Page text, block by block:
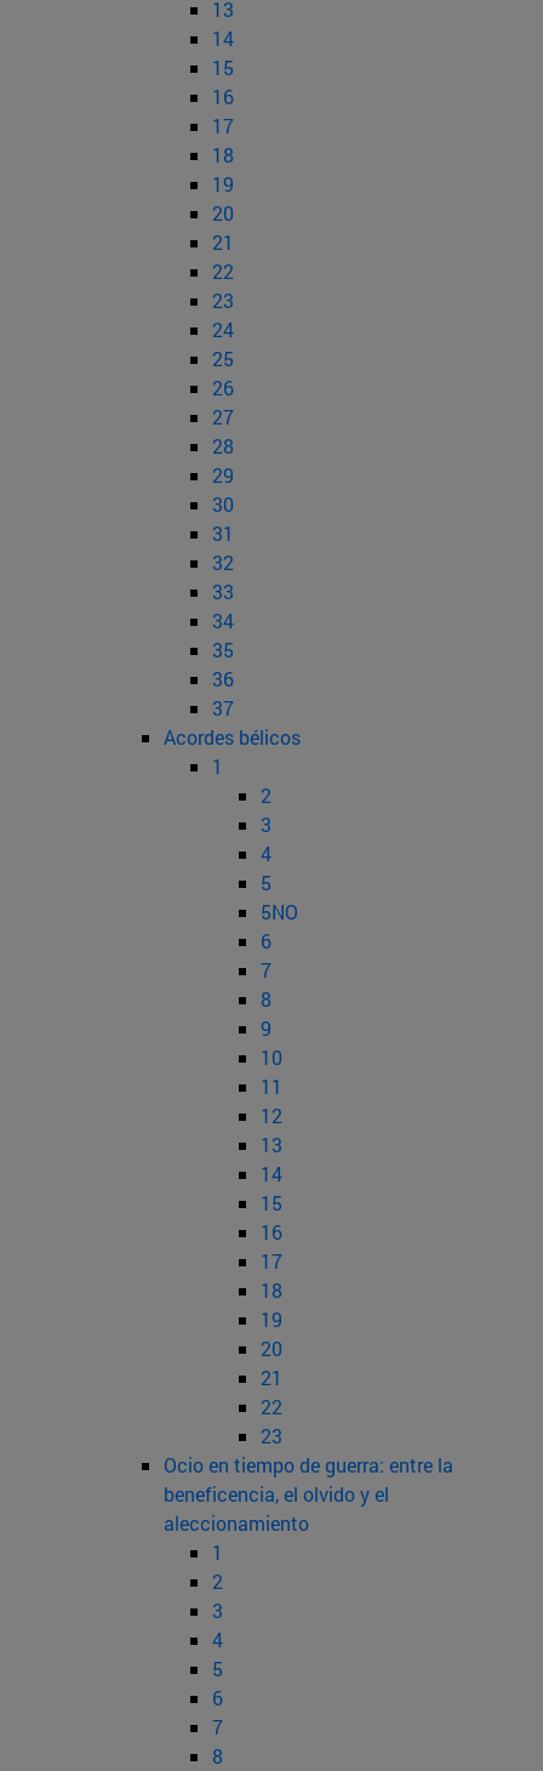
13
14
15
16
17
18
19
20
21
22
23
24
25
26
27
28
29
30
31
32
33
34
35
36
37
Acordes bélicos
1
2
3
4
5
5NO
6
7
8
9
10
11
12
13
14
15
16
17
18
19
20
21
22
23
Ocio en tiempo de guerra: entre la
beneficencia, el olvido y el
aleccionamiento
1
2
3
4
5
6
7
8